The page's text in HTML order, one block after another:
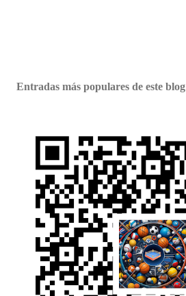
Entradas más populares de este blog